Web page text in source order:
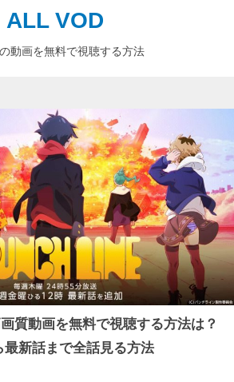
ALL VOD
動画を無料で視聴する方法
質動画を無料で視聴する方法は？
最新話まで全話見る方法